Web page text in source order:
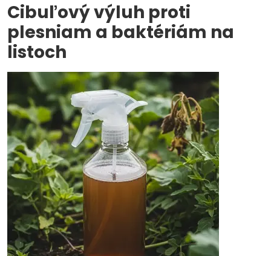
Cibuľový výluh proti
plesniam a baktériám na
listoch